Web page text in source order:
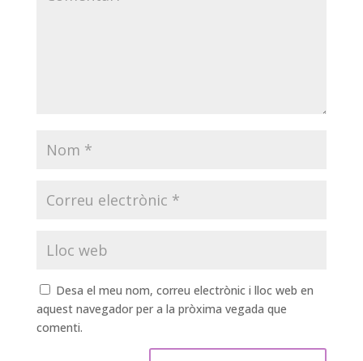
Desa el meu nom, correu electrònic i lloc web en
aquest navegador per a la pròxima vegada que
comenti.